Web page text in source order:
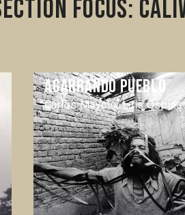
Focus:
Agarrando pueblo
Carlos Mayolo, Luis Ospina